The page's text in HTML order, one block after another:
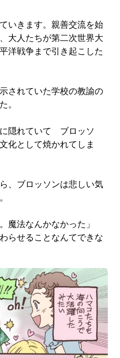
いきます。親善交流を始
大人たちが第二次世界大
洋戦争まで引き起こした
されていた学校の教諭の
。
に隠れていて ブロッソ
化として焼かれてしま
、ブロッソンは悲しい気
魔法なんかなかった」
らせることなんてできな